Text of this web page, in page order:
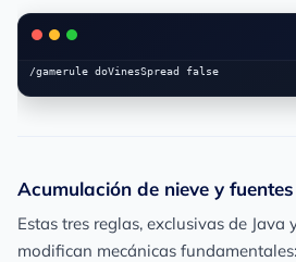
Acumulación de nieve y
Estas tres reglas, exclusivas de Java
modifican mecánicas fundamentales: